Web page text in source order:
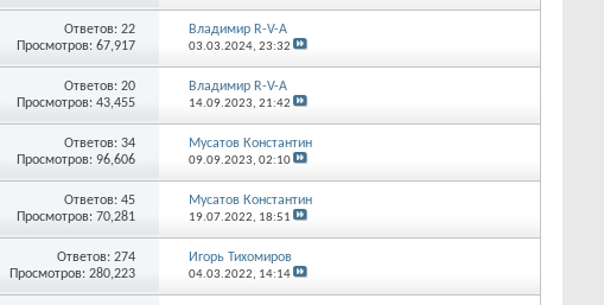
Ответов:22
Просмотров: 67,917
Владимир R-V-A
03.03.2024, 23:32
Ответов:20
Просмотров: 43,455
Владимир R-V-A
14.09.2023, 21:42
Ответов:34
Просмотров: 96,606
Мусатов Константин
09.09.2023, 02:10
Ответов:45
Просмотров: 70,281
Мусатов Константин
19.07.2022, 18:51
Ответов:274
Просмотров: 280,223
Игорь Тихомиров
04.03.2022, 14:14